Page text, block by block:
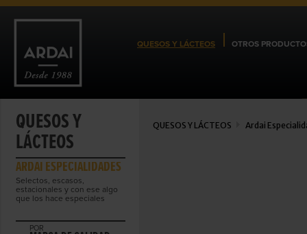
QUESOS Y LÁCTEOS OTROS
QUESOS Y
LÁCTEOS
ARDAI ESPECIALIDADES
Selectos, escasos,
estacionales y con ese algo
que los hace especiales
POR
QUESOS Y LÁCTEOS Ardai